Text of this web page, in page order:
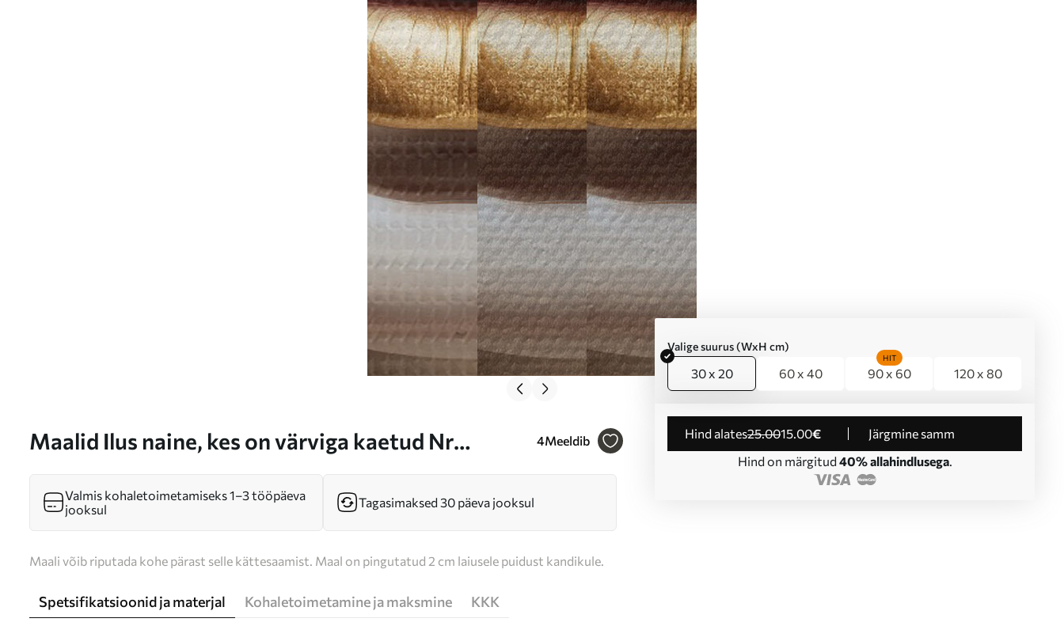
Maalid Ilus naine, kes on värviga kaetud Nr
4Meeldib
Valige suurus (WxH cm)
30 x 20 60 x 40 90 x 60
HIT
120 x 80
Hind alates25.0015.00€
Järgmine samm
Hind on märgitud 40% allahindlusega.
Valmis kohaletoimetamiseks 1–3 tööpäeva
jooksul
Tagasimaksed 30 päeva jooksul
Maali võib riputada kohe pärast selle kättesaamist. Maal on pingutatud 2 cm laiusele puidust kandikule.
Spetsifikatsioonid ja materjal Kohaletoimetamine ja maksmine KKK